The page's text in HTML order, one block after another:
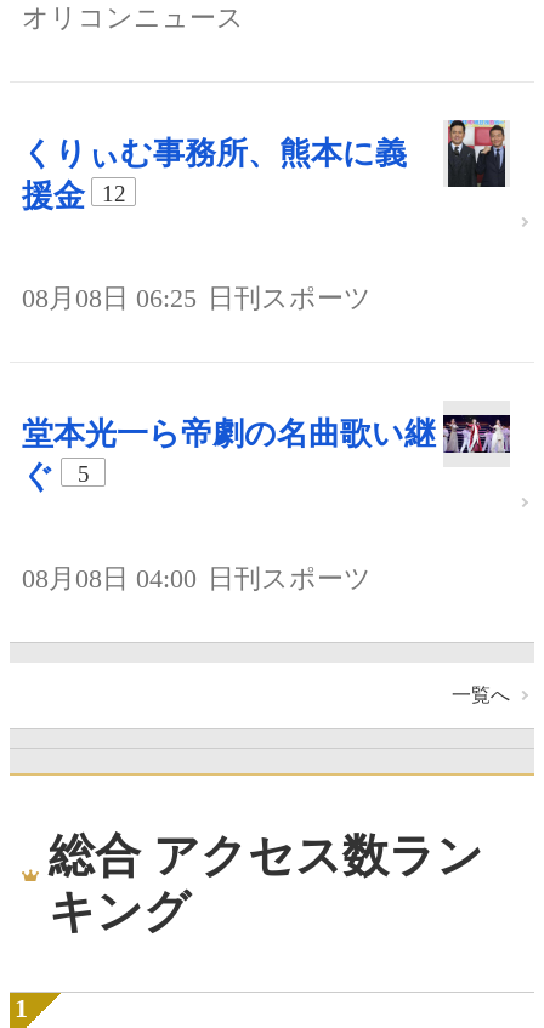
オリコンニュース
くりぃむ事務所、熊本に義
援金
12
08月08日 06:25 日刊スポーツ
堂本光一ら帝劇の名曲歌い継
ぐ
5
08月08日 04:00 日刊スポーツ
一覧へ
総合 アクセス数ラン
キング